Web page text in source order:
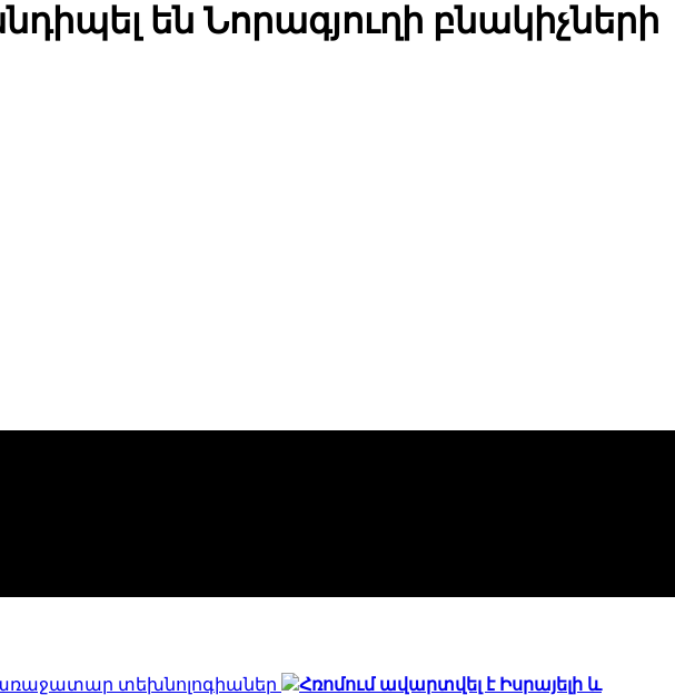
են Նորագյուղի բնակիչների
առաջատար տեխնոլոգիաներ
Հռոմում ավարտվել է Իսրայելի և